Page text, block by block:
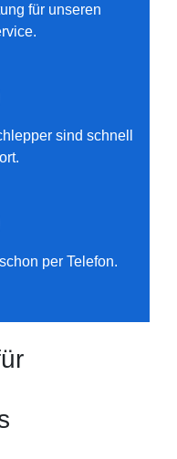
für unseren
sind schnell
per Telefon.